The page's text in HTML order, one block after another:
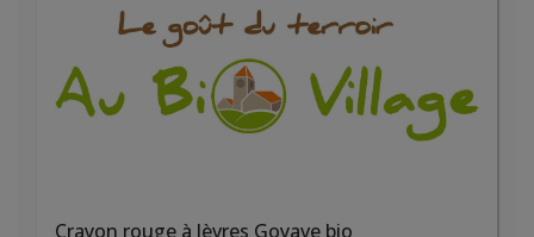
Crayon rouge à lèvres Goyave bio